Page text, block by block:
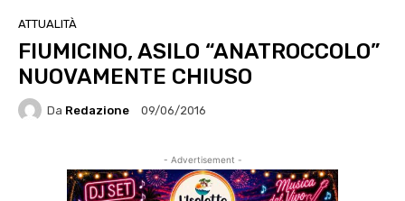
ATTUALITÀ
FIUMICINO, ASILO “ANATROCCOLO”
NUOVAMENTE CHIUSO
Da Redazione 09/06/2016
- Advertisement -